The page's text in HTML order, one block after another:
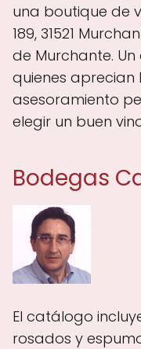
una boutique de
189, 31521
de Murchante.
quienes
asesoramiento
elegir un buen
Bodegas
El catálogo
rosados y